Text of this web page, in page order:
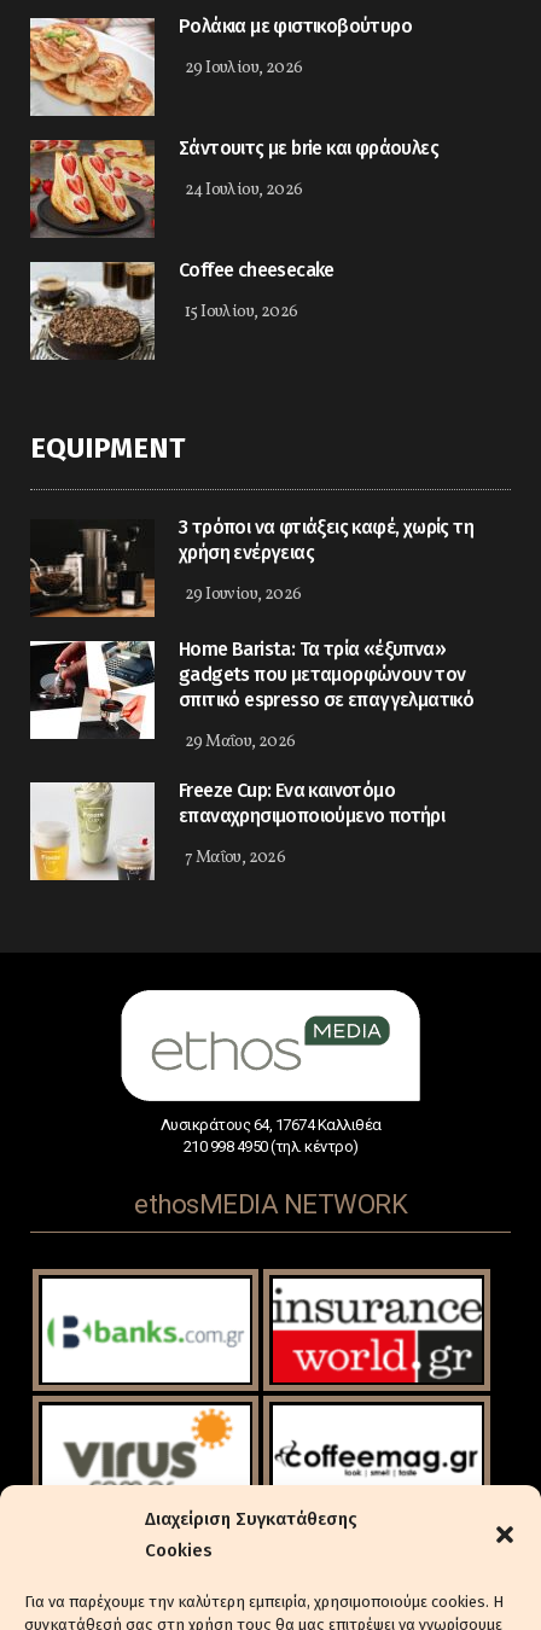
Διαχείριση Συγκατάθεσης
Cookies
Για να παρέχουμε την καλύτερη εμπειρία, χρησιμοποιούμε cookies. Η
συγκατάθεσή σας στη χρήση τους θα μας επιτρέψει να γνωρίσουμε
Ρολάκια με φιστικοβούτυρο
29 Ιουλίου, 2026
Σάντουιτς με brie και φράουλες
24 Ιουλίου, 2026
Coffee cheesecake
15 Ιουλίου, 2026
EQUIPMENT
3 τρόποι να φτιάξεις καφέ, χωρίς τη
χρήση ενέργειας
29 Ιουνίου, 2026
Home Barista: Τα τρία «έξυπνα»
gadgets που μεταμορφώνουν τον
σπιτικό espresso σε επαγγελματικό
29 Μαΐου, 2026
Freeze Cup: Eνα καινοτόμο
επαναχρησιμοποιούμενο ποτήρι
7 Μαΐου, 2026
Λυσικράτους 64, 17674 Καλλιθέα
210 998 4950 (τηλ. κέντρο)
ethosMEDIA NETWORK